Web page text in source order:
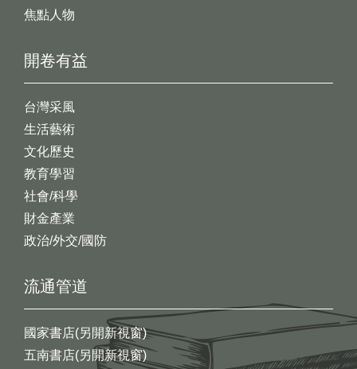
開卷有益
台灣采風
生活藝術
文化歷史
教育學習
社會/科學
財金產業
政治/外交/國防
焦點人物
流通管道
國家書店(另開新視窗)
五南書店(另開新視窗)